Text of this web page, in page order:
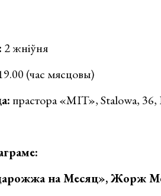
2 жніўня
(час мясцовы)
прастора «MIT», Stalowa, 36,
на Месяц», Жорж